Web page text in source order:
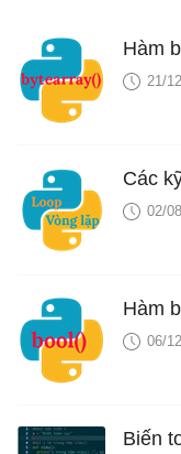
Hàm
21/12
Các
02/08
Hàm
06/12
Biến